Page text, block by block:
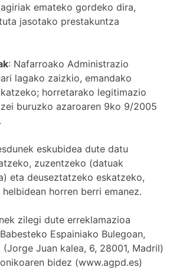
emateko gordeko dira,
jasotako prestakuntza
: Nafarroako Administrazio
lagako zaizkio, emandako
horretarako legitimazio
buruzko azaroaren 9ko 9/2005
eskubidea dute datu
zuzentzeko (datuak
eta deuseztatzeko eskatzeko,
horren berri emanez.
zilegi dute erreklamazioa
Espainiako Bulegoan,
Juan kalea, 6, 28001, Madril)
bidez (www.agpd.es)